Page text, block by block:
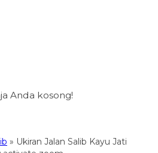
Anda kosong!
» Ukiran Jalan Salib Kayu Jati